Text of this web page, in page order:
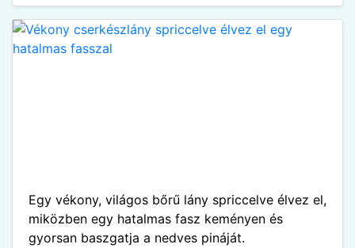
Egy vékony, világos bőrű lány spriccelve élvez el,
miközben egy hatalmas fasz keményen és
gyorsan baszgatja a nedves pináját.